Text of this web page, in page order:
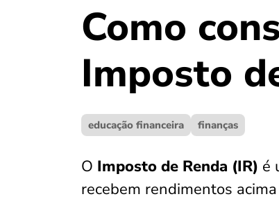
Como
Imposto
educação financeira finanças
O Imposto de Renda (IR) é
recebem rendimentos